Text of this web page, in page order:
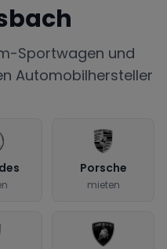
Sportwagen und
Automobilhersteller
Porsche
mieten